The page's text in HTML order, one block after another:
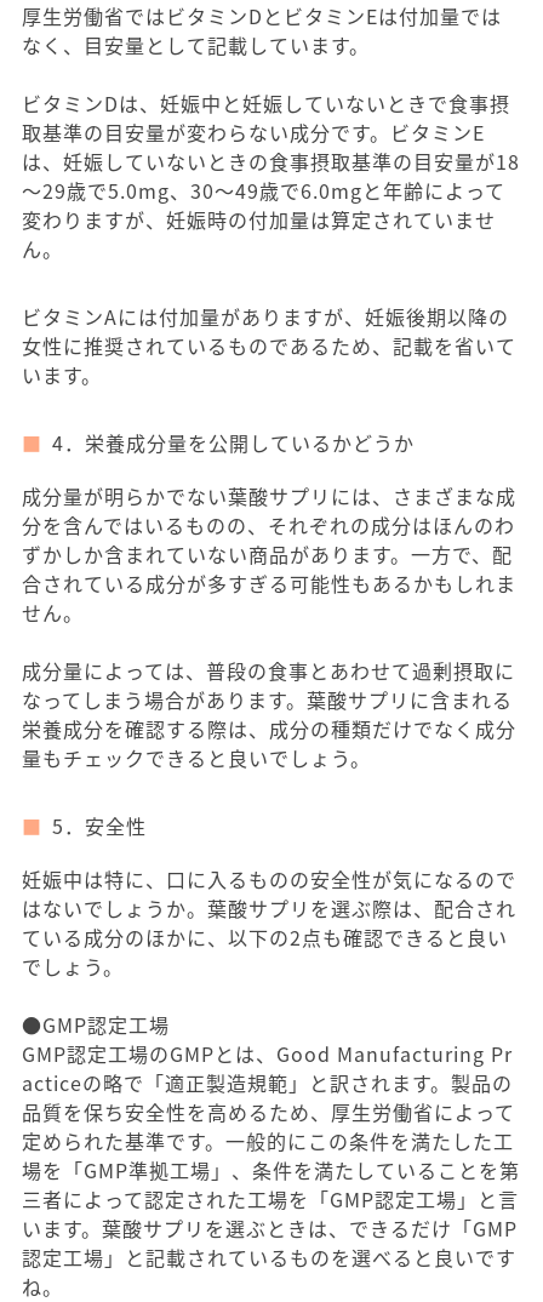
厚生労働省ではビタミンDとビタミンEは付加量では
なく、目安量として記載しています。
ビタミンDは、妊娠中と妊娠していないときで食事摂
取基準の目安量が変わらない成分です。ビタミンE
は、妊娠していないときの食事摂取基準の目安量が18
～29歳で5.0mg、30～49歳で6.0mgと年齢によって
変わりますが、妊娠時の付加量は算定されていませ
ん。
ビタミンAには付加量がありますが、妊娠後期以降の
女性に推奨されているものであるため、記載を省いて
います。
4．栄養成分量を公開しているかどうか
成分量が明らかでない葉酸サプリには、さまざまな成
分を含んではいるものの、それぞれの成分はほんのわ
ずかしか含まれていない商品があります。一方で、配
合されている成分が多すぎる可能性もあるかもしれま
せん。
成分量によっては、普段の食事とあわせて過剰摂取に
なってしまう場合があります。葉酸サプリに含まれる
栄養成分を確認する際は、成分の種類だけでなく成分
量もチェックできると良いでしょう。
5．安全性
妊娠中は特に、口に入るものの安全性が気になるので
はないでしょうか。葉酸サプリを選ぶ際は、配合され
ている成分のほかに、以下の2点も確認できると良い
でしょう。
●GMP認定工場
GMP認定工場のGMPとは、Good Manufacturing Pr
acticeの略で「適正製造規範」と訳されます。製品の
品質を保ち安全性を高めるため、厚生労働省によって
定められた基準です。一般的にこの条件を満たした工
場を「GMP準拠工場」、条件を満たしていることを第
三者によって認定された工場を「GMP認定工場」と言
います。葉酸サプリを選ぶときは、できるだけ「GMP
認定工場」と記載されているものを選べると良いです
ね。